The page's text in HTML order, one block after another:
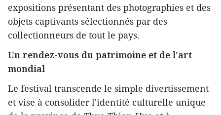
expositions présentant des photographies et des
objets captivants sélectionnés par des
collectionneurs de tout le pays.
Un rendez-vous du patrimoine et de l'art
mondial
Le festival transcende le simple divertissement
et vise à consolider l'identité culturelle unique